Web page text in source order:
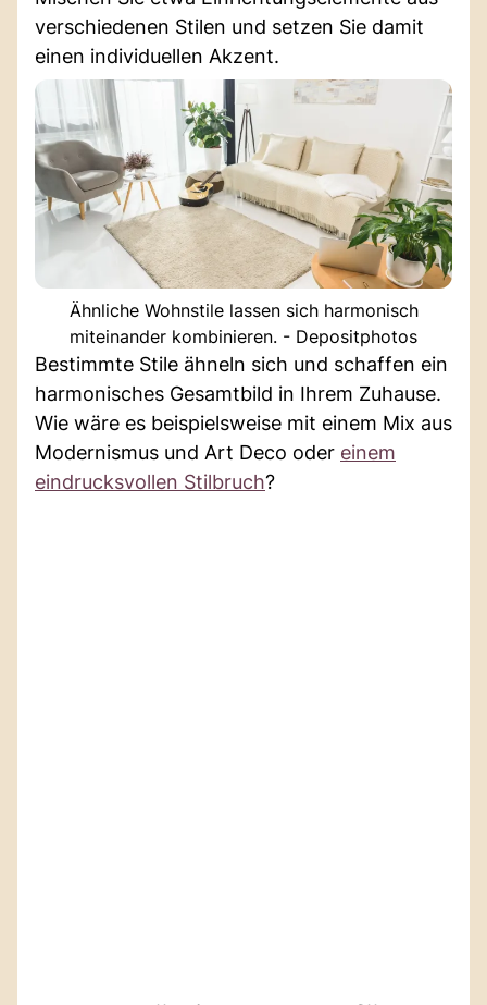
verschiedenen Stilen und setzen Sie damit
einen individuellen Akzent.
Ähnliche Wohnstile lassen sich harmonisch
miteinander kombinieren. - Depositphotos
Bestimmte Stile ähneln sich und schaffen ein
harmonisches Gesamtbild in Ihrem Zuhause.
Wie wäre es beispielsweise mit einem Mix aus
Modernismus und Art Deco oder einem
eindrucksvollen Stilbruch?